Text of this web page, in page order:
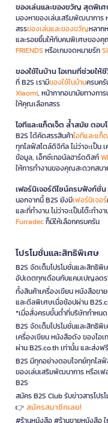
ของเล่นและของขวัญ สุดพิเ
มองหาของเล่นเสริมพัฒนาการ
สรรของเล่นและของขวัญหลาก
และรอยยิ้มให้กับคนพิเศษของคุ
FRIENDS หรือเกมจดหมายรัก
ของใช้ในบ้าน ไอเทมที่ช่วยใ
ที่ B2S เรามีของใช้ในบ้านครบครั
Xiaomi, หน้ากากอนามัยทางกา
ให้คุณเลือกสรร
ไอทีและแก็ดเจ็ต ล้ำสมัย ตอ
B2S ได้คัดสรรสินค้าไอทีและแก็
ทุกไลฟ์สไตล์ดิจิทัล ไม่ว่าจะเป็น
ข้อมูล, เอ็กซ์เทอนัลฮาร์ดดิสก์
ให้การทำงานของคุณสะดวกสบ
เฟอร์นิเจอร์ดีไซน์ครบฟังก์ชั่น
นอกจากนี้ B2S ยังมีเฟอร์นิเจอร์
และที่ทำงาน ไม่ว่าจะเป็นโต๊ะทำ
Furradecก็มีให้เลือกครบครัน
โปรโมชั่นและสิทธิพิเศษ
B2S จัดเต็มโปรโมชั่นและสิทธิ
อัปเดตทุกเดือนกับแคมเปญลดร
ทั้งสินค้าเครื่องเขียน หนังสือข
และดีลพิเศษเมื่อช้อปผ่าน
*เมื่อสั่งครบขั้นต่ำที่บริษัทกำหนด
B2S จัดเต็มโปรโมชั่นและสิทธิ
เครื่องเขียน หนังสือดัง ของไ
ผ่าน B2S.co.th เท่านั้น และส่ง
B2S มีทุกอย่างตอบโจทย์ทุกไล
ของเล่นเสริมพัฒนาการ หรือเฟ
B2S
สมัคร B2S Club รับข่าวสารโป
👉 สมัครสมาชิกเลย!
#ร้านหนังสือ #ร้านขายหนังสือ